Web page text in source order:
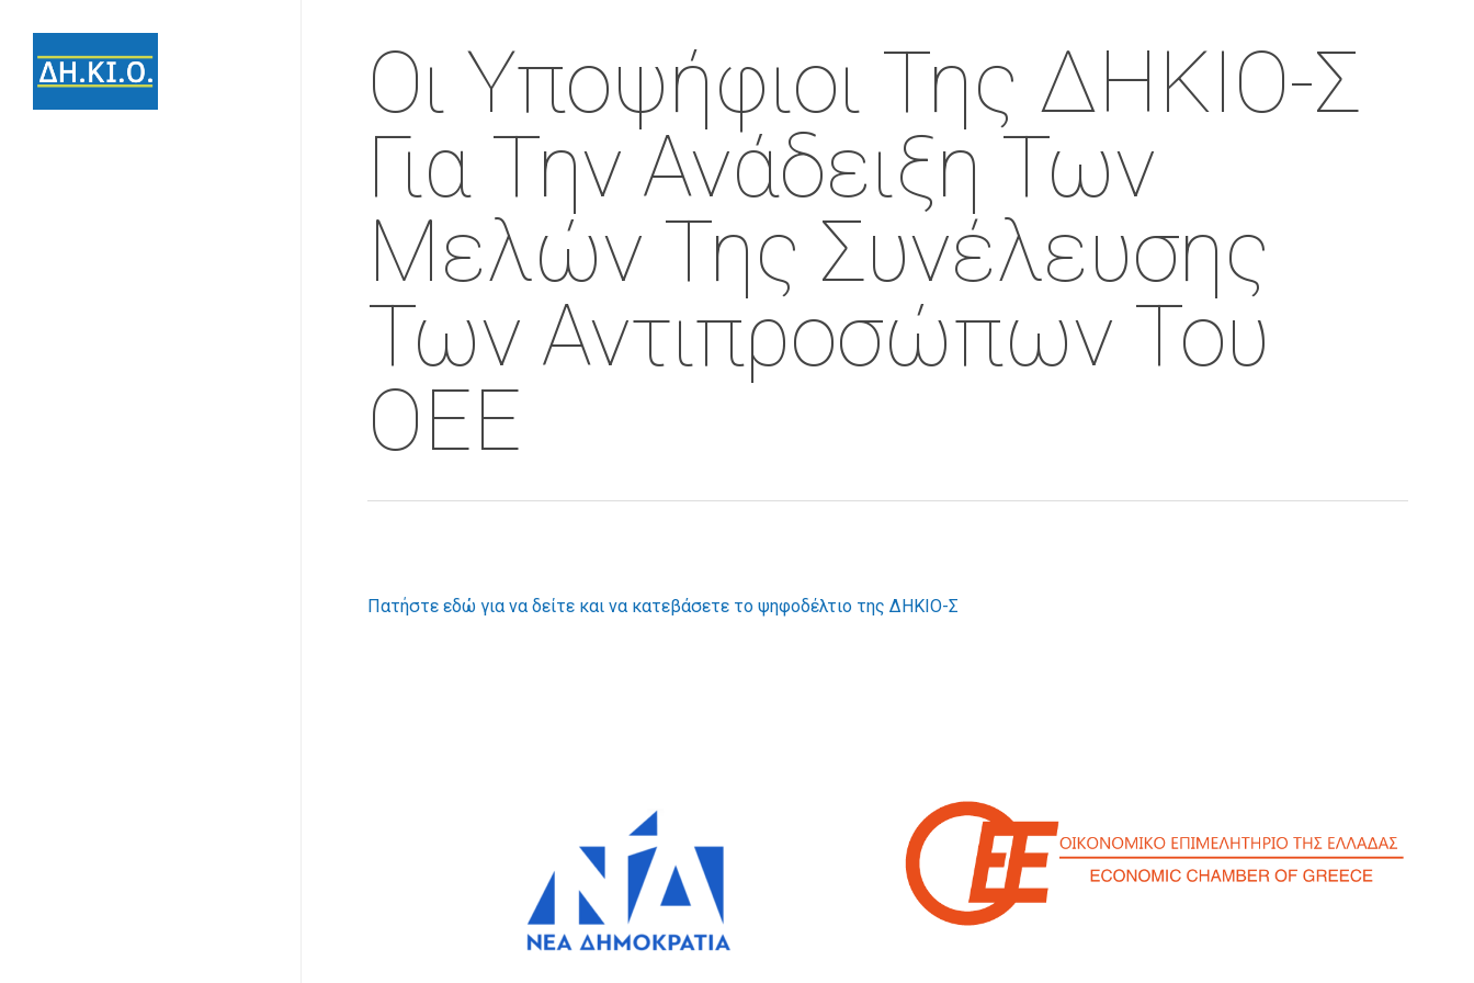
Οι Υποψήφιοι Της ΔΗΚΙΟ-Σ
Για Την Ανάδειξη Των
Μελών Της Συνέλευσης
Των Αντιπροσώπων Του
ΟΕΕ
Πατήστε εδώ για να δείτε και να κατεβάσετε το ψηφοδέλτιο της ΔΗΚΙΟ-Σ